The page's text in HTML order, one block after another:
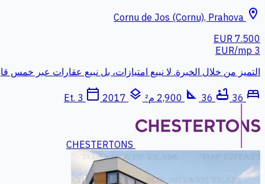
location_on
7.500 EUR
3 EUR/mp
التميز من خلال الخبرة. لا نبيع امتيازات، بل نبيع عقارات عبر خمس قارات. نعرض بشكل
bed
bathtub
square_foot
layers
calendar_today 2017
CHESTERTONS